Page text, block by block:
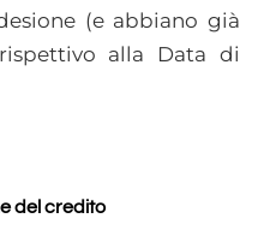
(e abbiano già
alla Data di
del credito